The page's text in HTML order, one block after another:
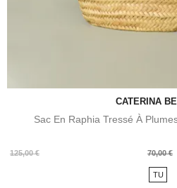
CATERINA
Sac En Raphia Tressé À
125,00 €
Prix
70,00 €
Prix
TU